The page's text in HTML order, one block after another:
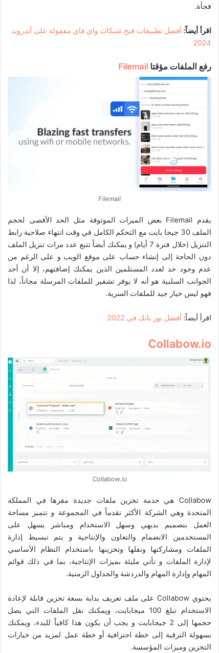
فجأة.
اقرأ أيضاً: أفضل تطبيقات فتح شبكات واي فاي مقفولة على أندرويد
2024
رفع الملفات مؤقتا Filemail
Filemail
يقدم Filemail بعض الميزات الموثوقة مثل الحد الأقصى لحجم
الملف 30 جيجا بايت مع التحكم الكامل في وقت انتهاء صلاحية رابط
التنزيل (خلال فترة 7 أيام) و
يمكنك أيضاً تتبع عدد مرات تنزيل الملف
دون الحاجة إلى إنشاء حساب على موقع الويب و على الرغم من
عدم وجود حد لعدد المستلمين الذين يمكنك إضافتهم، إلا أن أحد
الجوانب السلبية هو أنه لا يوفر تشفير للملفات المرسلة مجاناً، لذا
فهو ليس خيار جيد للملفات السرية.
اقرأ أيضاً: أفضل بور بانك في 2022
Collabow.io
Collabow.io
Collabow هي خدمة تخزين ملفات جديدة مقرها في المملكة
المتحدة وهي الشركة الأكثر تقدماً في المجموعة و تتميز مساحة
العمل بتصميم بديهي وسهل الاستخدام ومباشر يسهل على
المستخدمين الانضمام والتعاون والإنتاجية و يتم تبسيط إدارة
الملفات ومشاركتها ونقلها وتخزينها باستخدام النظام الأساسي
لإدارة الملفات و تأتي مليئة بميزات الإنتاجية، بما في ذلك قوائم
المهام وإدارة المهام والدردشة والجداول الزمنية.
يحتوي Collabow على ملف تعريف بداية بسعة تخزين قابلة لإعادة
الاستخدام تبلغ 100 ميجابايت، ويمكنك نقل الملفات التي يصل
حجمها إلى 2 جيجابايت و يجب أن يكون هذا كافياً للبدء، ويمكنك
بسهولة الترقية إلى خطة احترافية أو خطة عمل لمزيد من خيارات
التخزين وميزات المؤسسة.